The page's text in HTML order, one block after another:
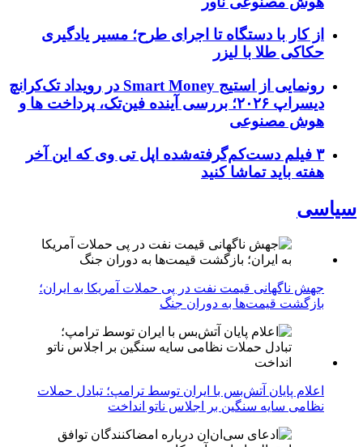
از کار با دستگاه تا اجرای طرح؛ مسیر یادگیری
حکاکی طلا با لیزر
رونمایی از استیج Smart Money در رویداد تک‌کرانچ
دیسراپ ۲۰۲۶؛ بررسی آینده فین‌تک، پرداخت‌ ها و
هوش مصنوعی
۳ فیلم دست‌کم‌گرفته‌شده اپل تی وی که این آخر
هفته باید تماشا کنید
سیاسی
جهش ناگهانی قیمت نفت در پی حملات آمریکا به ایران؛
بازگشت قیمت‌ها به دوران جنگ
اعلام پایان آتش‌بس با ایران توسط ترامپ؛ تبادل حملات
نظامی سایه سنگین بر اجلاس ناتو انداخت